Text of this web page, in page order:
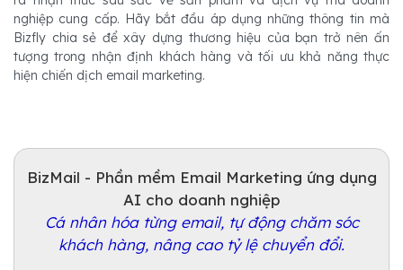
nghiệp cung cấp. Hãy bắt đầu áp dụng những thông tin mà
Bizfly chia sẻ để xây dựng thương hiệu của bạn trở nên ấn
tượng trong nhận định khách hàng và tối ưu khả năng thực
hiện chiến dịch email marketing.
BizMail - Phần mềm Email Marketing ứng dụng
AI cho doanh nghiệp
Cá nhân hóa từng email, tự động chăm sóc
khách hàng, nâng cao tỷ lệ chuyển đổi.